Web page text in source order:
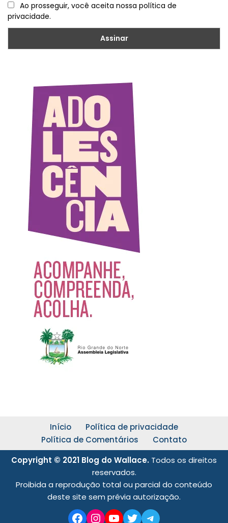
Ao prosseguir, você aceita nossa política de
privacidade.
Início
Política de privacidade
Política de Comentários
Contato
Copyright © 2021 Blog do Wallace. Todos os direitos
reservados.
Proibida a reprodução total ou parcial do conteúdo
deste site sem prévia autorização.